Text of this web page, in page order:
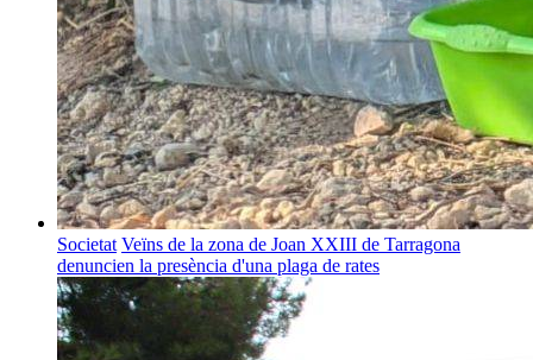
Societat Veïns de la zona de Joan XXIII de Tarragona
denuncien la presència d'una plaga de rates